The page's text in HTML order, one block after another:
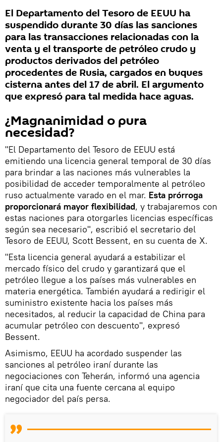
El Departamento del Tesoro de EEUU ha
suspendido durante 30 días las sanciones
para las transacciones relacionadas con la
venta y el transporte de petróleo crudo y
productos derivados del petróleo
procedentes de Rusia, cargados en buques
cisterna antes del 17 de abril. El argumento
que expresó para tal medida hace aguas.
¿Magnanimidad o pura
necesidad?
"El Departamento del Tesoro de EEUU está
emitiendo una licencia general temporal de 30 días
para brindar a las naciones más vulnerables la
posibilidad de acceder temporalmente al petróleo
ruso actualmente varado en el mar. Esta prórroga
proporcionará mayor flexibilidad, y trabajaremos con
estas naciones para otorgarles licencias específicas
según sea necesario", escribió el secretario del
Tesoro de EEUU, Scott Bessent, en su cuenta de X.
"Esta licencia general ayudará a estabilizar el
mercado físico del crudo y garantizará que el
petróleo llegue a los países más vulnerables en
materia energética. También ayudará a redirigir el
suministro existente hacia los países más
necesitados, al reducir la capacidad de China para
acumular petróleo con descuento", expresó
Bessent.
Asimismo, EEUU ha acordado suspender las
sanciones al petróleo iraní durante las
negociaciones con Teherán, informó una agencia
iraní que cita una fuente cercana al equipo
negociador del país persa.